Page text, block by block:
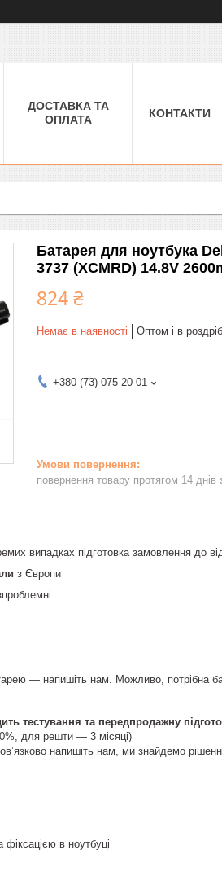
ДОСТАВКА ТА
ОПЛАТА
КОНТАКТИ
Батарея для ноутбука
3737 (XCMRD) 14.8V
824 ₴
Немає в наявності Оптом і в роздріб
+380 (73) 075-20-01
повернення товару протягом 14 днів
випадках підготовка замовлення до
з Європи
— напишіть нам. Можливо, потрібна
тестування та передпродажну
для решти — 3 місяці)
напишіть нам, ми знайдемо
в ноутбуці